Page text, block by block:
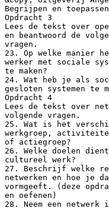
Begrijpen en toepassen
Opdracht 3
Lees de tekst over
en beantwoord de
vragen.
23. Op welke manier
werker met sociale
te maken?
24. Wat heb je als
gesloten systemen te
Opdracht 4
Lees de tekst over
volgende vragen.
25. Wat is het
werkgroep,
of actiegroep?
26. Welke doelen
cultureel werk?
27. Beschrijf welke
netwerken en hoe je
vormgeeft. (deze
en oefenen)
28. Neem een